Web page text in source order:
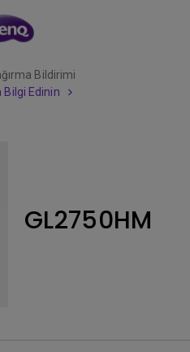
Bildirimi
Bilgi Edinin
GL2750HM